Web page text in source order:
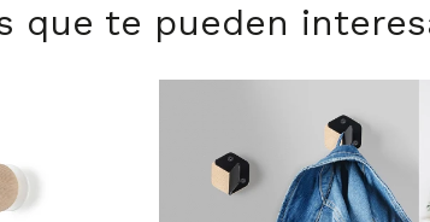
que te pueden